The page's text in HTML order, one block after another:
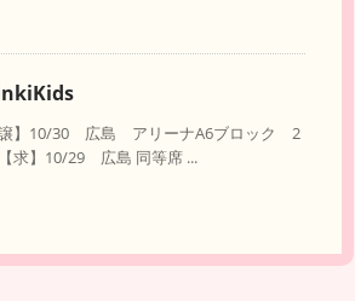
譲】10/30 広島 アリーナA6ブロック 2
求】10/29 広島 同等席 ...